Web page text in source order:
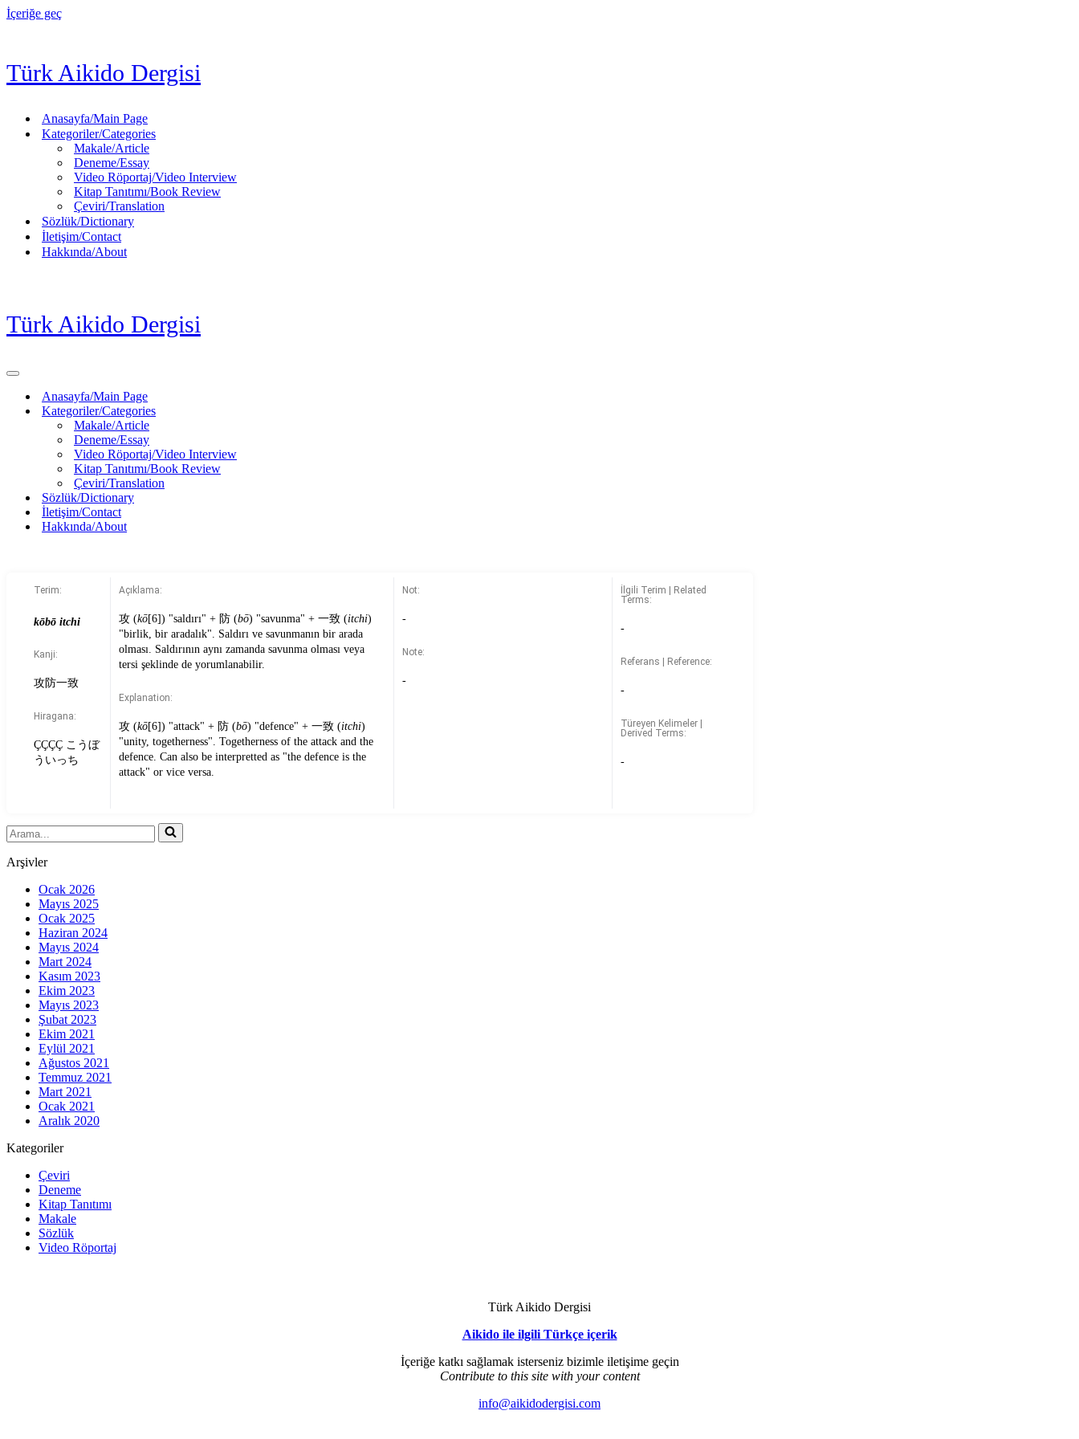
İçeriğe geç
Türk Aikido Dergisi
Anasayfa/Main Page
Kategoriler/Categories
Makale/Article
Deneme/Essay
Video Röportaj/Video Interview
Kitap Tanıtımı/Book Review
Çeviri/Translation
Sözlük/Dictionary
İletişim/Contact
Hakkında/About
Türk Aikido Dergisi
Anasayfa/Main Page
Kategoriler/Categories
Makale/Article
Deneme/Essay
Video Röportaj/Video Interview
Kitap Tanıtımı/Book Review
Çeviri/Translation
Sözlük/Dictionary
İletişim/Contact
Hakkında/About
Terim:
kōbō itchi
Kanji:
攻防一致
Hiragana:
ÇÇÇÇ こうぼ
ういっち
Açıklama:
攻 (kō[6]) "saldırı" + 防 (bō) "savunma" + 一致 (itchi)
"birlik, bir aradalık". Saldırı ve savunmanın bir arada
olması. Saldırının aynı zamanda savunma olması veya
tersi şeklinde de yorumlanabilir.
Explanation:
攻 (kō[6]) "attack" + 防 (bō) "defence" + 一致 (itchi)
"unity, togetherness". Togetherness of the attack and the
defence. Can also be interpretted as "the defence is the
attack" or vice versa.
Not:
-
Note:
-
İlgili Terim | Related
Terms:
-
Referans | Reference:
-
Türeyen Kelimeler |
Derived Terms:
-
Arşivler
Ocak 2026
Mayıs 2025
Ocak 2025
Haziran 2024
Mayıs 2024
Mart 2024
Kasım 2023
Ekim 2023
Mayıs 2023
Şubat 2023
Ekim 2021
Eylül 2021
Ağustos 2021
Temmuz 2021
Mart 2021
Ocak 2021
Aralık 2020
Kategoriler
Çeviri
Deneme
Kitap Tanıtımı
Makale
Sözlük
Video Röportaj
Türk Aikido Dergisi
Aikido ile ilgili Türkçe içerik
İçeriğe katkı sağlamak isterseniz bizimle iletişime geçin
Contribute to this site with your content
info@aikidodergisi.com